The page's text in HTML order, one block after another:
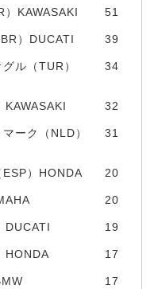
）KAWASAKI 51
）DUCATI 39
ル（TUR）
34
KAWASAKI 32
ーク（NLD）
31
）HONDA 20
20
DUCATI 19
HONDA 17
17